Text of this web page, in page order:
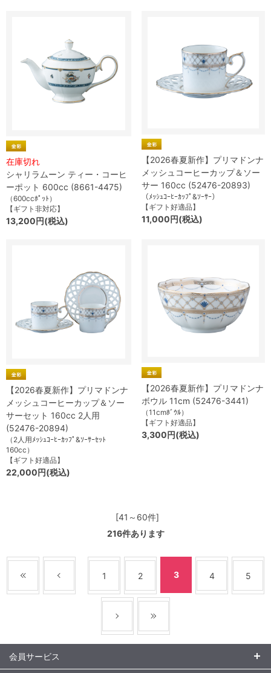
在庫切れ
シャリラムーン ティー・コーヒ
ーポット 600cc (8661-4475)
（600ccﾎﾟｯﾄ）
【ギフト非対応】
13,200円(税込)
【2026春夏新作】プリマドンナ
メッシュコーヒーカップ＆ソー
サー 160cc (52476-20893)
（ﾒｯｼｭｺｰﾋｰｶｯﾌﾟ&ｿｰｻｰ）
【ギフト好適品】
11,000円(税込)
【2026春夏新作】プリマドンナ
メッシュコーヒーカップ＆ソー
サーセット 160cc 2人用
(52476-20894)
（2人用ﾒｯｼｭｺｰﾋｰｶｯﾌﾟ&ｿｰｻｰｾｯﾄ
160cc）
【ギフト好適品】
22,000円(税込)
【2026春夏新作】プリマドンナ
ボウル 11cm (52476-3441)
（11cmﾎﾞｳﾙ）
【ギフト好適品】
3,300円(税込)
[41～60件]
216件あります
1 2 3 4 5
会員サービス